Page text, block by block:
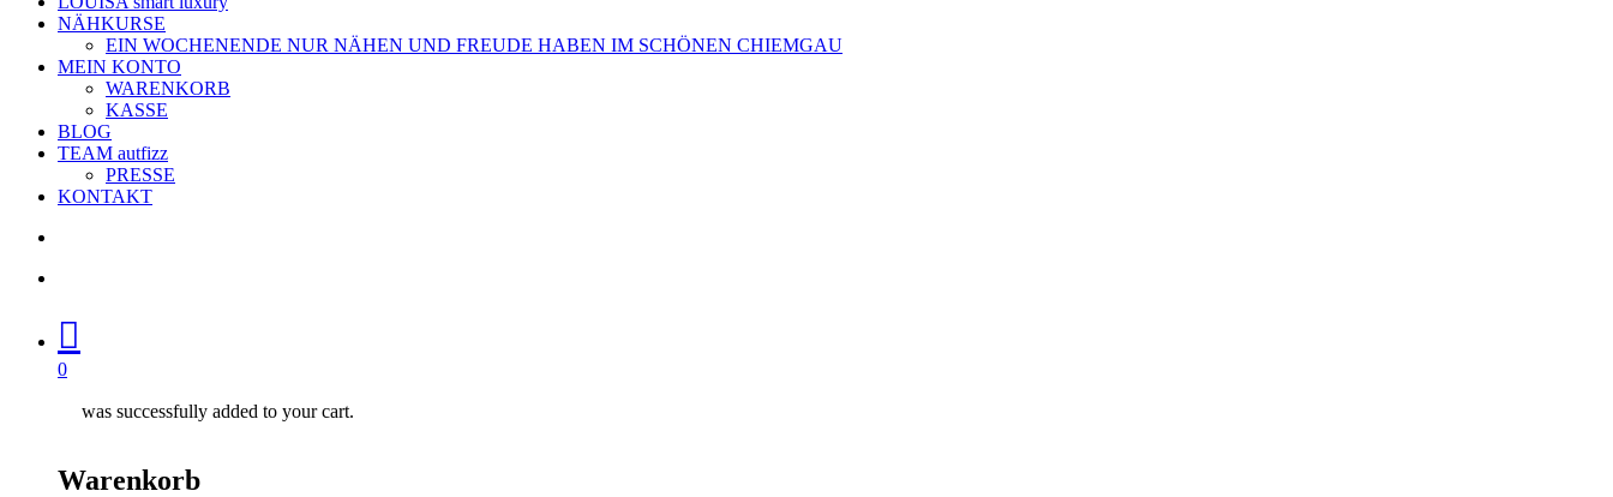
NÄHKURSE
EIN WOCHENENDE NUR NÄHEN UND FREUDE HABEN IM SCHÖNEN CHIEMGAU
MEIN KONTO
WARENKORB
KASSE
BLOG
TEAM autfizz
PRESSE
KONTAKT
0
was successfully added to your cart.
Warenkorb